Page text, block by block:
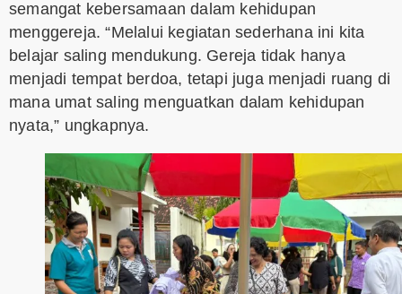
semangat kebersamaan dalam kehidupan
menggereja. “Melalui kegiatan sederhana ini kita
belajar saling mendukung. Gereja tidak hanya
menjadi tempat berdoa, tetapi juga menjadi ruang di
mana umat saling menguatkan dalam kehidupan
nyata,” ungkapnya.